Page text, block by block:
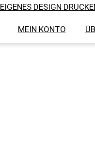
EIGENES DESIGN
MEIN KONTO